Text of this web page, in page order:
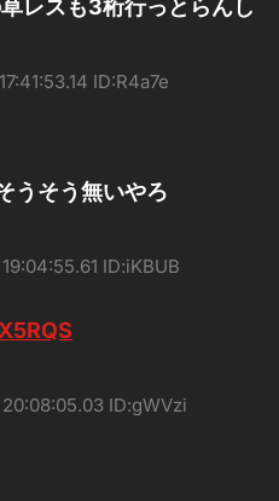
レスも3桁行っとらんし
ID:R4a7e
うそう無いやろ
ID:iKBUB
ID:gWVzi